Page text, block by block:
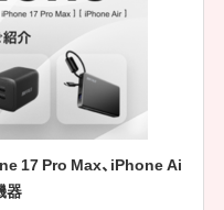
17 Pro Max、iPhone Ai
器